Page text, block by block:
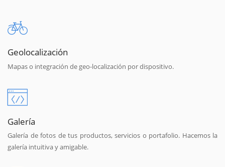
Geolocalización
Mapas o integración de geo-localización por dispositivo.
Galería
Galería de fotos de tus productos, servicios o portafolio. Hacemos la
galería intuitiva y amigable.